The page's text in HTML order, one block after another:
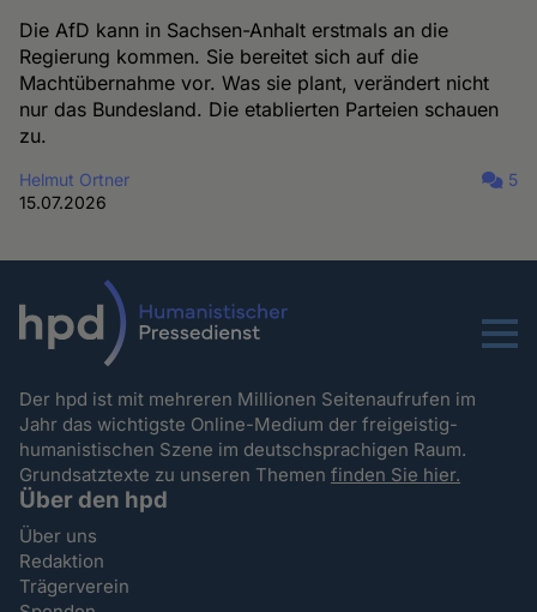
Die AfD kann in Sachsen-Anhalt erstmals an die
Regierung kommen. Sie bereitet sich auf die
Machtübernahme vor. Was sie plant, verändert nicht
nur das Bundesland. Die etablierten Parteien schauen
zu.
Helmut Ortner
15.07.2026
5
Menu
Der hpd ist mit mehreren Millionen Seitenaufrufen im
Jahr das wichtigste Online-Medium der freigeistig-
humanistischen Szene im deutschsprachigen Raum.
Grundsatztexte zu unseren Themenfinden Sie hier.
Über den hpd
Über uns
Redaktion
Trägerverein